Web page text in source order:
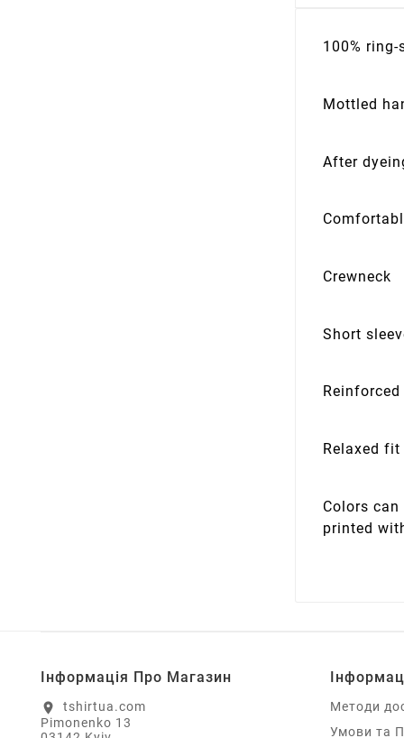
100%
Mottled
After
Crewneck
Short
Relaxed fit
Colors
printed
Інформація Про Магазин
location_on
tshirtua.com
Pimonenko 13
Методи
Умови та